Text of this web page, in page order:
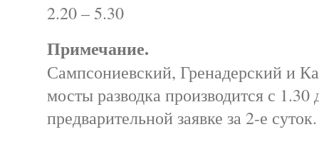
2.20 – 5.30
Примечание.
Сампсониевский, Гренадерский и
мосты разводка производится с 1.30
предварительной заявке за 2-е суток.